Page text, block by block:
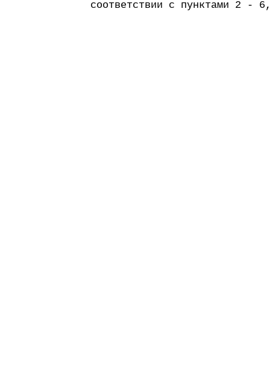
соответствии с пунктами 2 -